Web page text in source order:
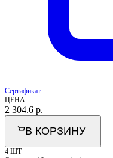
Сертификат
ЦЕНА
2 304.6 р.
В КОРЗИНУ
4 ШТ